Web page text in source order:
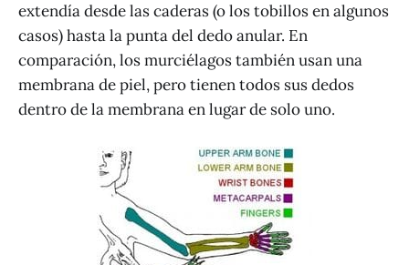
extendía desde las caderas (o los tobillos en algunos
casos) hasta la punta del dedo anular. En
comparación, los murciélagos también usan una
membrana de piel, pero tienen todos sus dedos
dentro de la membrana en lugar de solo uno.